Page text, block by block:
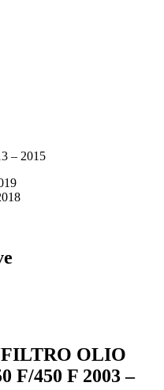
– 2015
OLIO
F/450 F 2003 –